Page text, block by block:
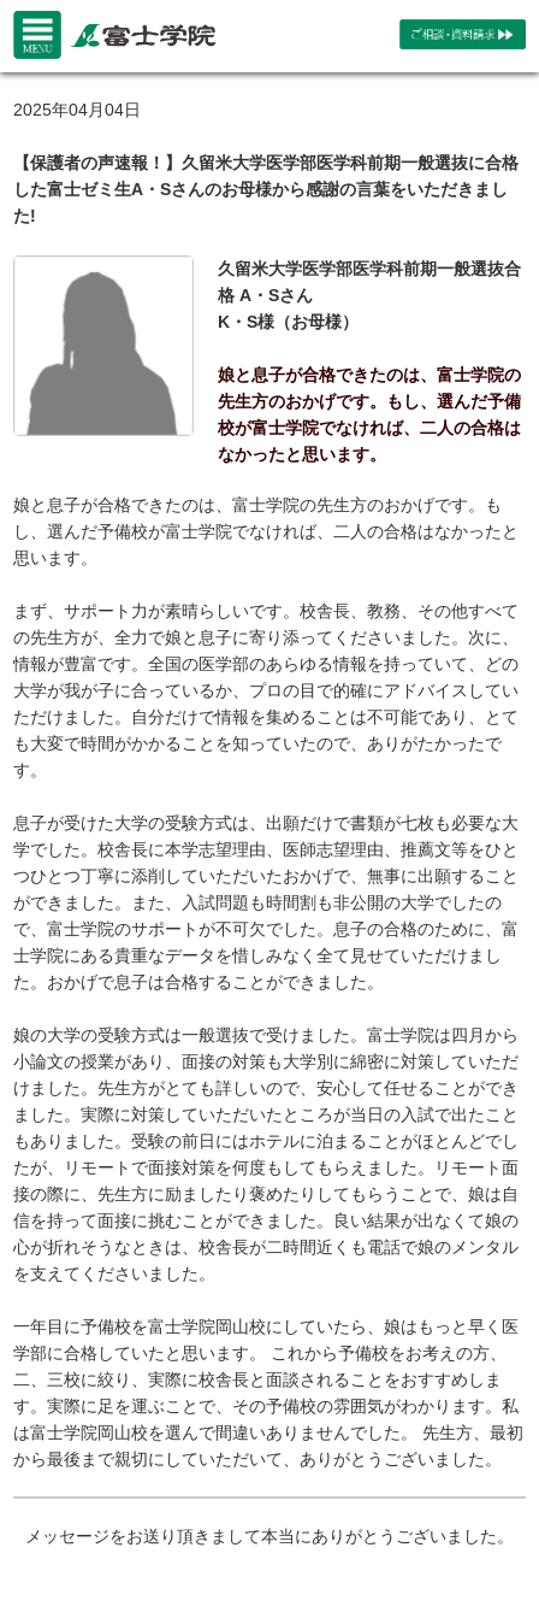
2025年04月04日
【保護者の声速報！】久留米大学医学部医学科前期一般選抜に合格
した富士ゼミ生A・Sさんのお母様から感謝の言葉をいただきまし
た!
久留米大学医学部医学科前期一般選抜合
格 A・Sさん
K・S様（お母様）
娘と息子が合格できたのは、富士学院の
先生方のおかげです。もし、選んだ予備
校が富士学院でなければ、二人の合格は
なかったと思います。
娘と息子が合格できたのは、富士学院の先生方のおかげです。も
し、選んだ予備校が富士学院でなければ、二人の合格はなかったと
思います。
まず、サポート力が素晴らしいです。校舎長、教務、その他すべて
の先生方が、全力で娘と息子に寄り添ってくださいました。次に、
情報が豊富です。全国の医学部のあらゆる情報を持っていて、どの
大学が我が子に合っているか、プロの目で的確にアドバイスしてい
ただけました。自分だけで情報を集めることは不可能であり、とて
も大変で時間がかかることを知っていたので、ありがたかったで
す。
息子が受けた大学の受験方式は、出願だけで書類が七枚も必要な大
学でした。校舎長に本学志望理由、医師志望理由、推薦文等をひと
つひとつ丁寧に添削していただいたおかげで、無事に出願すること
ができました。また、入試問題も時間割も非公開の大学でしたの
で、富士学院のサポートが不可欠でした。息子の合格のために、富
士学院にある貴重なデータを惜しみなく全て見せていただけまし
た。おかげで息子は合格することができました。
娘の大学の受験方式は一般選抜で受けました。富士学院は四月から
小論文の授業があり、面接の対策も大学別に綿密に対策していただ
けました。先生方がとても詳しいので、安心して任せることができ
ました。実際に対策していただいたところが当日の入試で出たこと
もありました。受験の前日にはホテルに泊まることがほとんどでし
たが、リモートで面接対策を何度もしてもらえました。リモート面
接の際に、先生方に励ましたり褒めたりしてもらうことで、娘は自
信を持って面接に挑むことができました。良い結果が出なくて娘の
心が折れそうなときは、校舎長が二時間近くも電話で娘のメンタル
を支えてくださいました。
一年目に予備校を富士学院岡山校にしていたら、娘はもっと早く医
学部に合格していたと思います。 これから予備校をお考えの方、
二、三校に絞り、実際に校舎長と面談されることをおすすめしま
す。実際に足を運ぶことで、その予備校の雰囲気がわかります。私
は富士学院岡山校を選んで間違いありませんでした。 先生方、最初
から最後まで親切にしていただいて、ありがとうございました。
メッセージをお送り頂きまして本当にありがとうございました。